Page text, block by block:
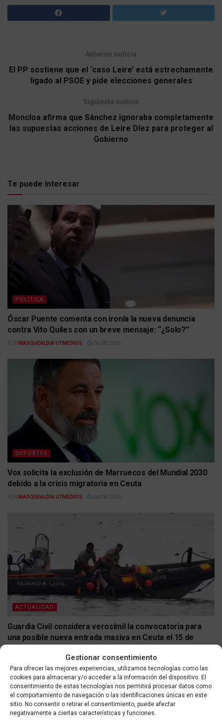
Gestionar consentimiento
Para ofrecer las mejores experiencias, utilizamos tecnologías como las
cookies para almacenar y/o acceder a la información del dispositivo. El
consentimiento de estas tecnologías nos permitirá procesar datos como
el comportamiento de navegación o las identificaciones únicas en este
sitio. No consentir o retirar el consentimiento, puede afectar
negativamente a ciertas características y funciones.
Anterior noticia
El PP sostiene que el ‘caso Leire’ está estrechamente
ligado al PSOE y pide elecciones generales
Siguiente noticia
Moncloa afirma que Sánchez ignoraba completamente
las supuestas acciones de Leire Díez para proteger al
Gobierno
Te puede interesar
POLÍTICA
Óscar Puente comenta con ironía la nueva denuncia
contra Vito Quiles con un breve mensaje: “¿Solo?”
POR MASQUEALDIA UTMEDIOS 06/08/2026
DEPORTES
Vox solicita la exclusión de Marruecos del Mundial 2030
debido a la crisis migratoria en Ceuta
POR MASQUEALDIA UTMEDIOS 06/08/2026
ACTUALIDAD
Guardia Civil considera verosímil la convocatoria para
una posible nueva entrada masiva en Ceuta el 15 de
MASQUEALDIA UTMEDIOS 06/08/2026